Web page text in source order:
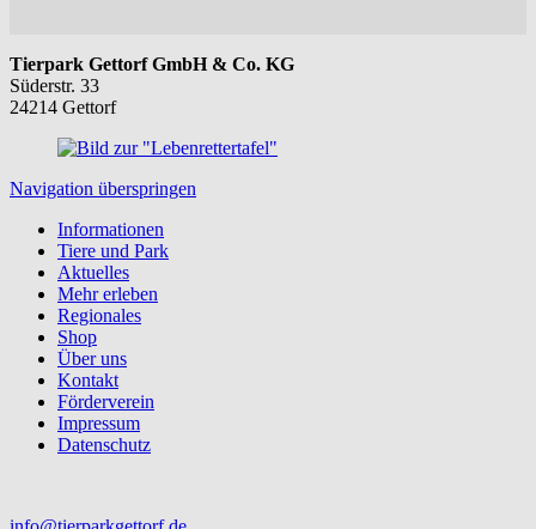
Tierpark Gettorf GmbH & Co. KG
Süderstr. 33
24214 Gettorf
Navigation überspringen
Informationen
Tiere und Park
Aktuelles
Mehr erleben
Regionales
Shop
Über uns
Kontakt
Förderverein
Impressum
Datenschutz